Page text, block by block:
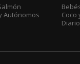
Autónomos
Coco